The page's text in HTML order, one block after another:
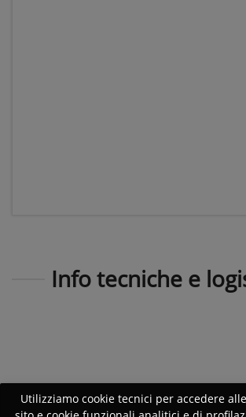
Info tecniche e
Utilizziamo cookie tecnici per accedere